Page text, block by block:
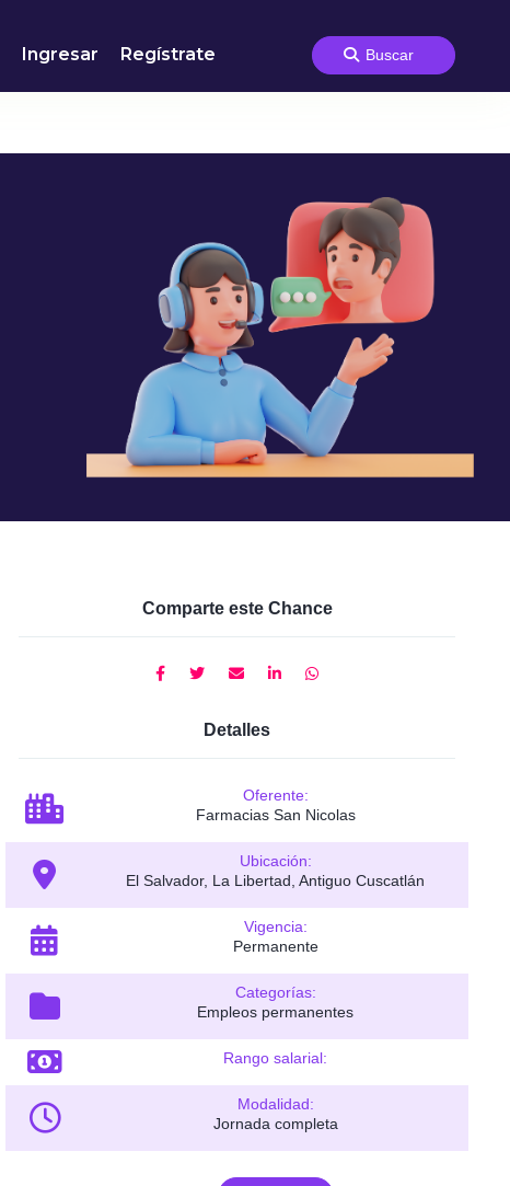
Ingresar Regístrate
Comparte este Chance
Detalles
Oferente:
Farmacias San Nicolas
Ubicación:
El Salvador, La Libertad, Antiguo Cuscatlán
Vigencia:
Permanente
Categorías:
Empleos permanentes
Rango salarial:
Modalidad:
Jornada completa